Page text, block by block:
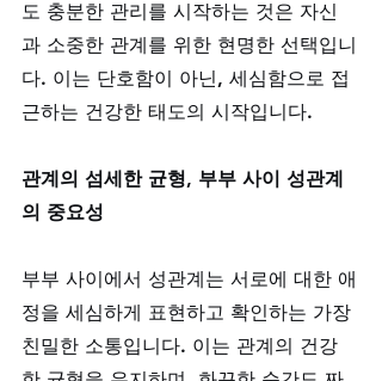
도 충분한 관리를 시작하는 것은 자신
과 소중한 관계를 위한 현명한 선택입니
다. 이는 단호함이 아닌, 세심함으로 접
근하는 건강한 태도의 시작입니다.
관계의 섬세한 균형, 부부 사이 성관계
의 중요성
부부 사이에서 성관계는 서로에 대한 애
정을 세심하게 표현하고 확인하는 가장
친밀한 소통입니다. 이는 관계의 건강